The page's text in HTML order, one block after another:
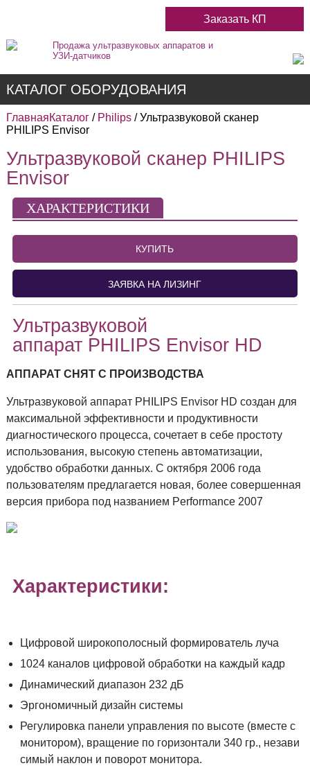
Заказать КП
Продажа ультразвуковых аппаратов и
УЗИ-датчиков
КАТАЛОГ ОБОРУДОВАНИЯ
Недорогие
Цветные
Черно-Белые
Портативные
ПО ПРОИЗВОДИТЕЛЯМ
ДАТЧИКИ
ГлавнаяКаталог/ Philips/ Ультразвуковой сканер
PHILIPS Envisor
Ультразвуковой сканер PHILIPS
Envisor
ХАРАКТЕРИСТИКИ
КУПИТЬ
ЗАЯВКА НА ЛИЗИНГ
Ультразвуковой
аппарат PHILIPS Envisor HD
АППАРАТ СНЯТ С ПРОИЗВОДСТВА
Ультразвуковой аппарат PHILIPS Envisor HD создан для
максимальной эффективности и продуктивности
диагностического процесса, сочетает в себе простоту
использования, высокую степень автоматизации,
удобство обработки данных. С октября 2006 года
пользователям предлагается новая, более совершенная
версия прибора под названием Performance 2007
Характеристики:
Цифровой широкополосный формирователь луча
1024 каналов цифровой обработки на каждый кадр
Динамический диапазон 232 дБ
Эргономичный дизайн системы
Регулировка панели управления по высоте (вместе с
монитором), вращение по горизонтали 340 гр., незави
симый наклон и поворот монитора.